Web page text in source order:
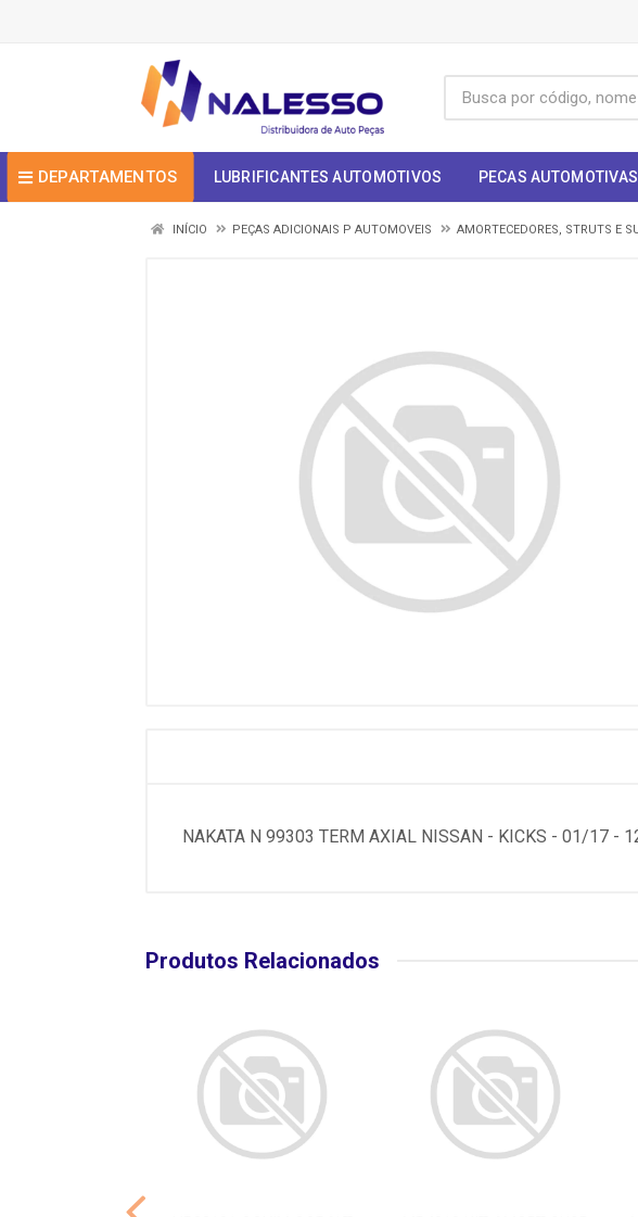
DEPARTAMENTOS LUBRIFICANTES AUTOMOTIVOS PECAS AUTOMOTIVAS
INÍCIO PEÇAS ADICIONAIS P AUTOMOVEIS AMORTECEDORES, STRUTS E
NAKATA N 99303 TERM AXIAL NISSAN - KICKS - 01/17 -
Produtos Relacionados